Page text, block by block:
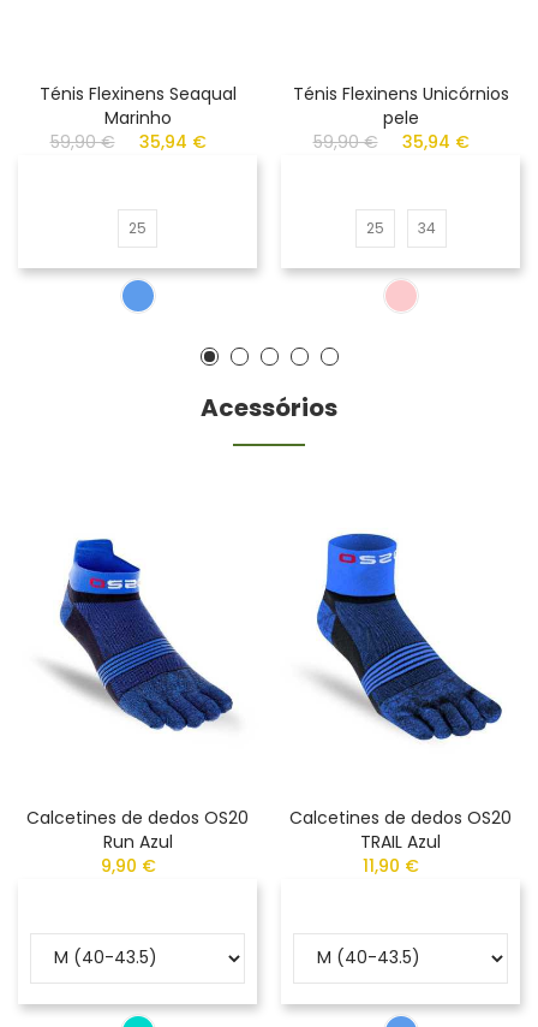
Ténis Flexinens Seaqual
Marinho
59,90 €
35,94 €
25
Ténis Flexinens Unicórnios
pele
59,90 €
35,94 €
25 34
Acessórios
Calcetines de dedos OS20
Run Azul
9,90 €
Calcetines de dedos OS20
TRAIL Azul
11,90 €